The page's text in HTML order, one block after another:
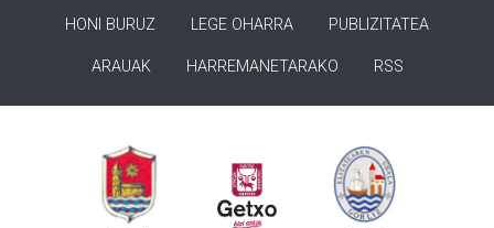
HONI BURUZ LEGE OHARRA PUBLIZITATEA
ARAUAK HARREMANETARAKO RSS